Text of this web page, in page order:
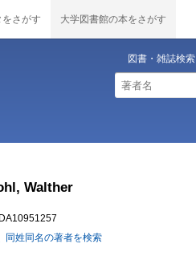
さがす 大学図書館の本をさがす
図書・雑誌検索
Walther
同姓同名の著者を検索